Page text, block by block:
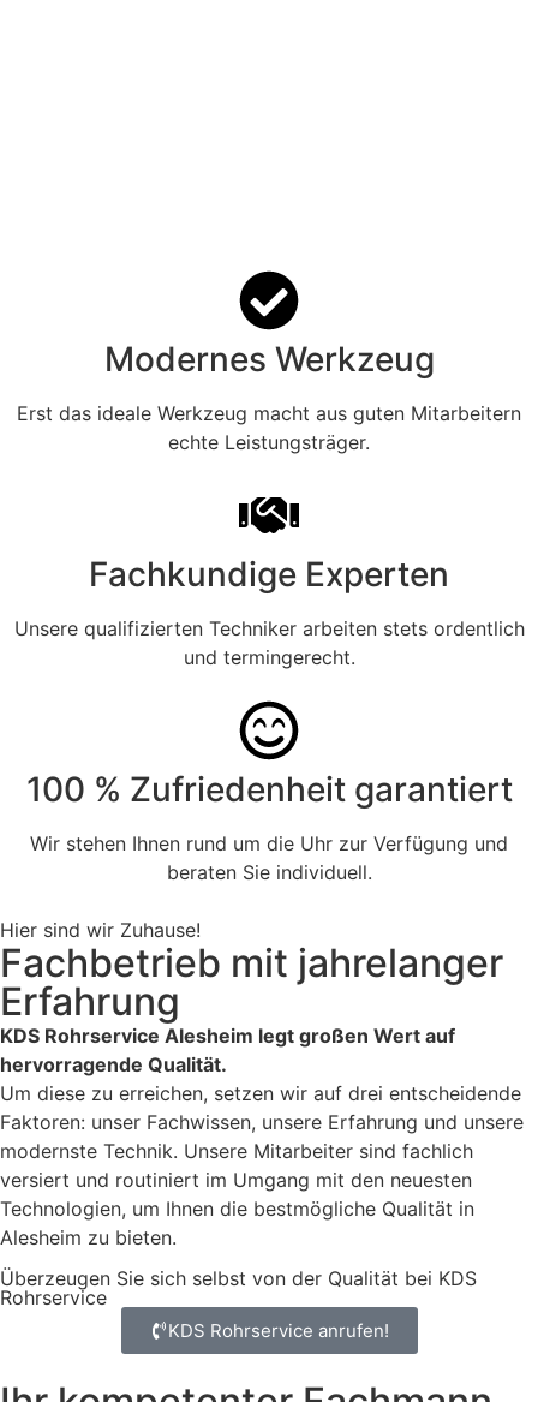
Modernes Werkzeug
Erst das ideale Werkzeug macht aus guten Mitarbeitern
echte Leistungsträger.
Fachkundige Experten
Unsere qualifizierten Techniker arbeiten stets ordentlich
und termingerecht.
100 % Zufriedenheit garantiert
Wir stehen Ihnen rund um die Uhr zur Verfügung und
beraten Sie individuell.
Hier sind wir Zuhause!
Fachbetrieb mit jahrelanger
Erfahrung
KDS Rohrservice Alesheim legt großen Wert auf
hervorragende Qualität.
Um diese zu erreichen, setzen wir auf drei entscheidende
Faktoren: unser Fachwissen, unsere Erfahrung und unsere
modernste Technik. Unsere Mitarbeiter sind fachlich
versiert und routiniert im Umgang mit den neuesten
Technologien, um Ihnen die bestmögliche Qualität in
Alesheim zu bieten.
Überzeugen Sie sich selbst von der Qualität bei KDS
Rohrservice
KDS Rohrservice anrufen!